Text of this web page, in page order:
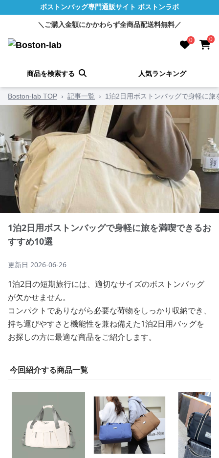
ボストンバッグ専門通販サイト ボストンラボ
＼ご購入金額にかかわらず全商品配送料無料／
0 0
商品を検索する 人気ランキング
Boston-lab TOP › 記事一覧 › 1泊2日用ボストンバッグで身軽に旅
1泊2日用ボストンバッグで身軽に旅を満喫できるお
すすめ10選
更新日 2026-06-26
1泊2日の短期旅行には、適切なサイズのボストンバッグ
が欠かせません。
コンパクトでありながら必要な荷物をしっかり収納でき、
持ち運びやすさと機能性を兼ね備えた1泊2日用バッグを
お探しの方に最適な商品をご紹介します。
今回紹介する商品一覧